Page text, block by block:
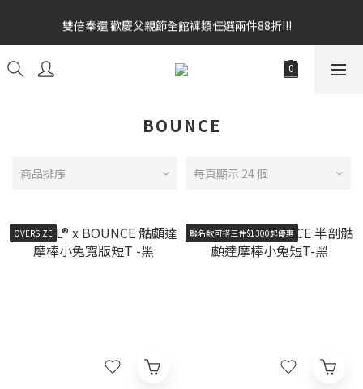
雙倍奉還 歡慶父親節全館褲類任選兩件88折!!!
雙倍奉還 歡慶父親節全館褲類任選兩件88折!!!
全館消費滿額$1680贈3D好野貓公仔(絲綢鐵黑) 滿額$2499贈達摩
金幣 送完為止!  滿$3000再贈現金卷$300元
BOUNCE
商品排序 每頁顯示 24 個
OVERSIZE 聯名款可搭三件$1300起優惠